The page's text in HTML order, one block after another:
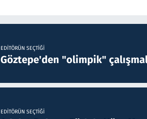
EDITÖRÜN SEÇTIĞI
Göztepe'den "olimpik"
EDITÖRÜN SEÇTIĞI